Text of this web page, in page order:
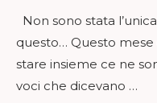
Non sono stata
questo… Questo
stare insieme ce ne
voci che dicevano …